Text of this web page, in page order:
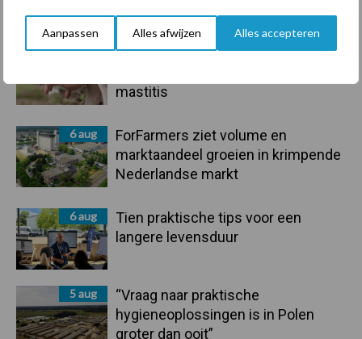
Aanpassen Alles afwijzen Alles accepteren
7 aug
De speenhuid: een vaak
mastitis
6 aug
ForFarmers ziet volume en
marktaandeel groeien in krimpende
Nederlandse markt
6 aug
Tien praktische tips voor een
langere levensduur
5 aug
“Vraag naar praktische
hygieneoplossingen is in Polen
groter dan ooit”